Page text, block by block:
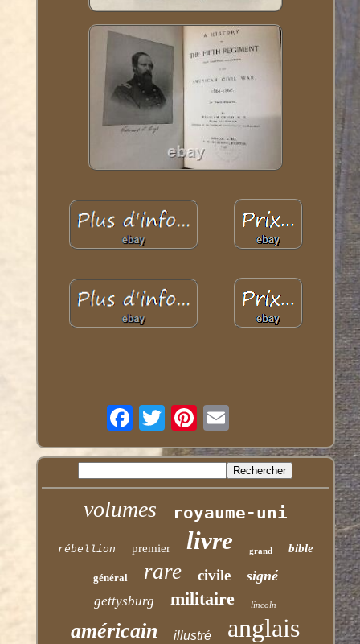
volumes royaume-uni
rébellion premier livre grand bible
général rare civile signé
gettysburg militaire lincoln
américain illustré anglais